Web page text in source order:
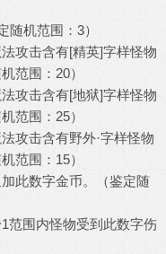
随机范围：3）
攻击含有[精英]字样怪物
范围：20）
攻击含有[地狱]字样怪物
范围：25）
攻击含有野外·字样怪物
范围：15）
此数字金币。（鉴定随
范围内怪物受到此数字伤